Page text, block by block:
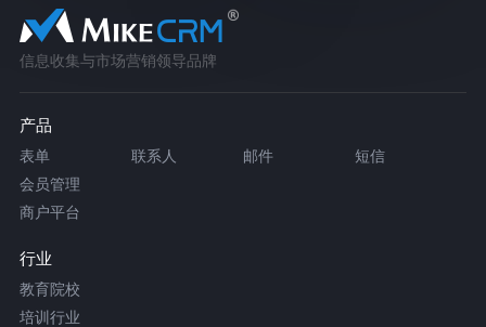
信息收集与市场营销领导品牌
产品
表单 联系人 邮件
短信
会员管理
商户平台
行业
教育院校
培训行业